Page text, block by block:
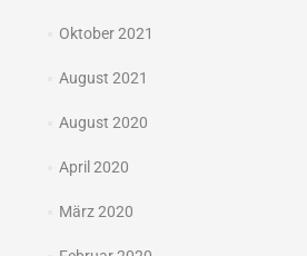
Oktober 2021
August 2021
August 2020
April 2020
März 2020